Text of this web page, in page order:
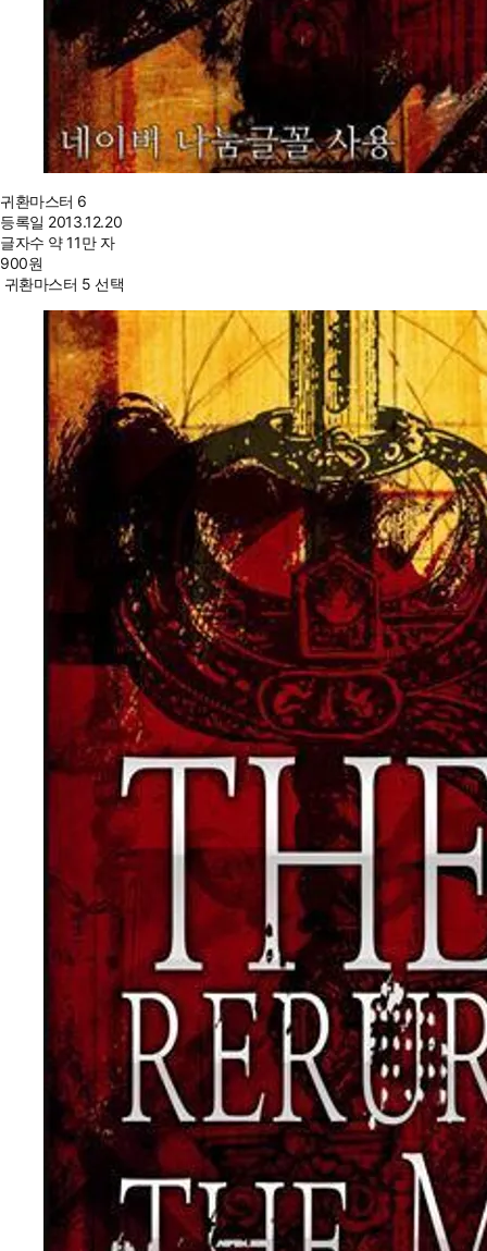
귀환마스터 6
등록일 2013.12.20
글자수 약 11만 자
900원
귀환마스터 5 선택